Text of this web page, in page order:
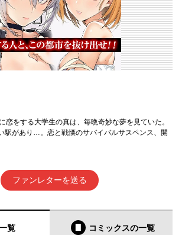
恋をする大学生の真は、毎晩奇妙な夢を見ていた。
駅があり…。恋と戦慄のサバイバルサスペンス、開
ファンレターを送る
覧 コミックスの一覧